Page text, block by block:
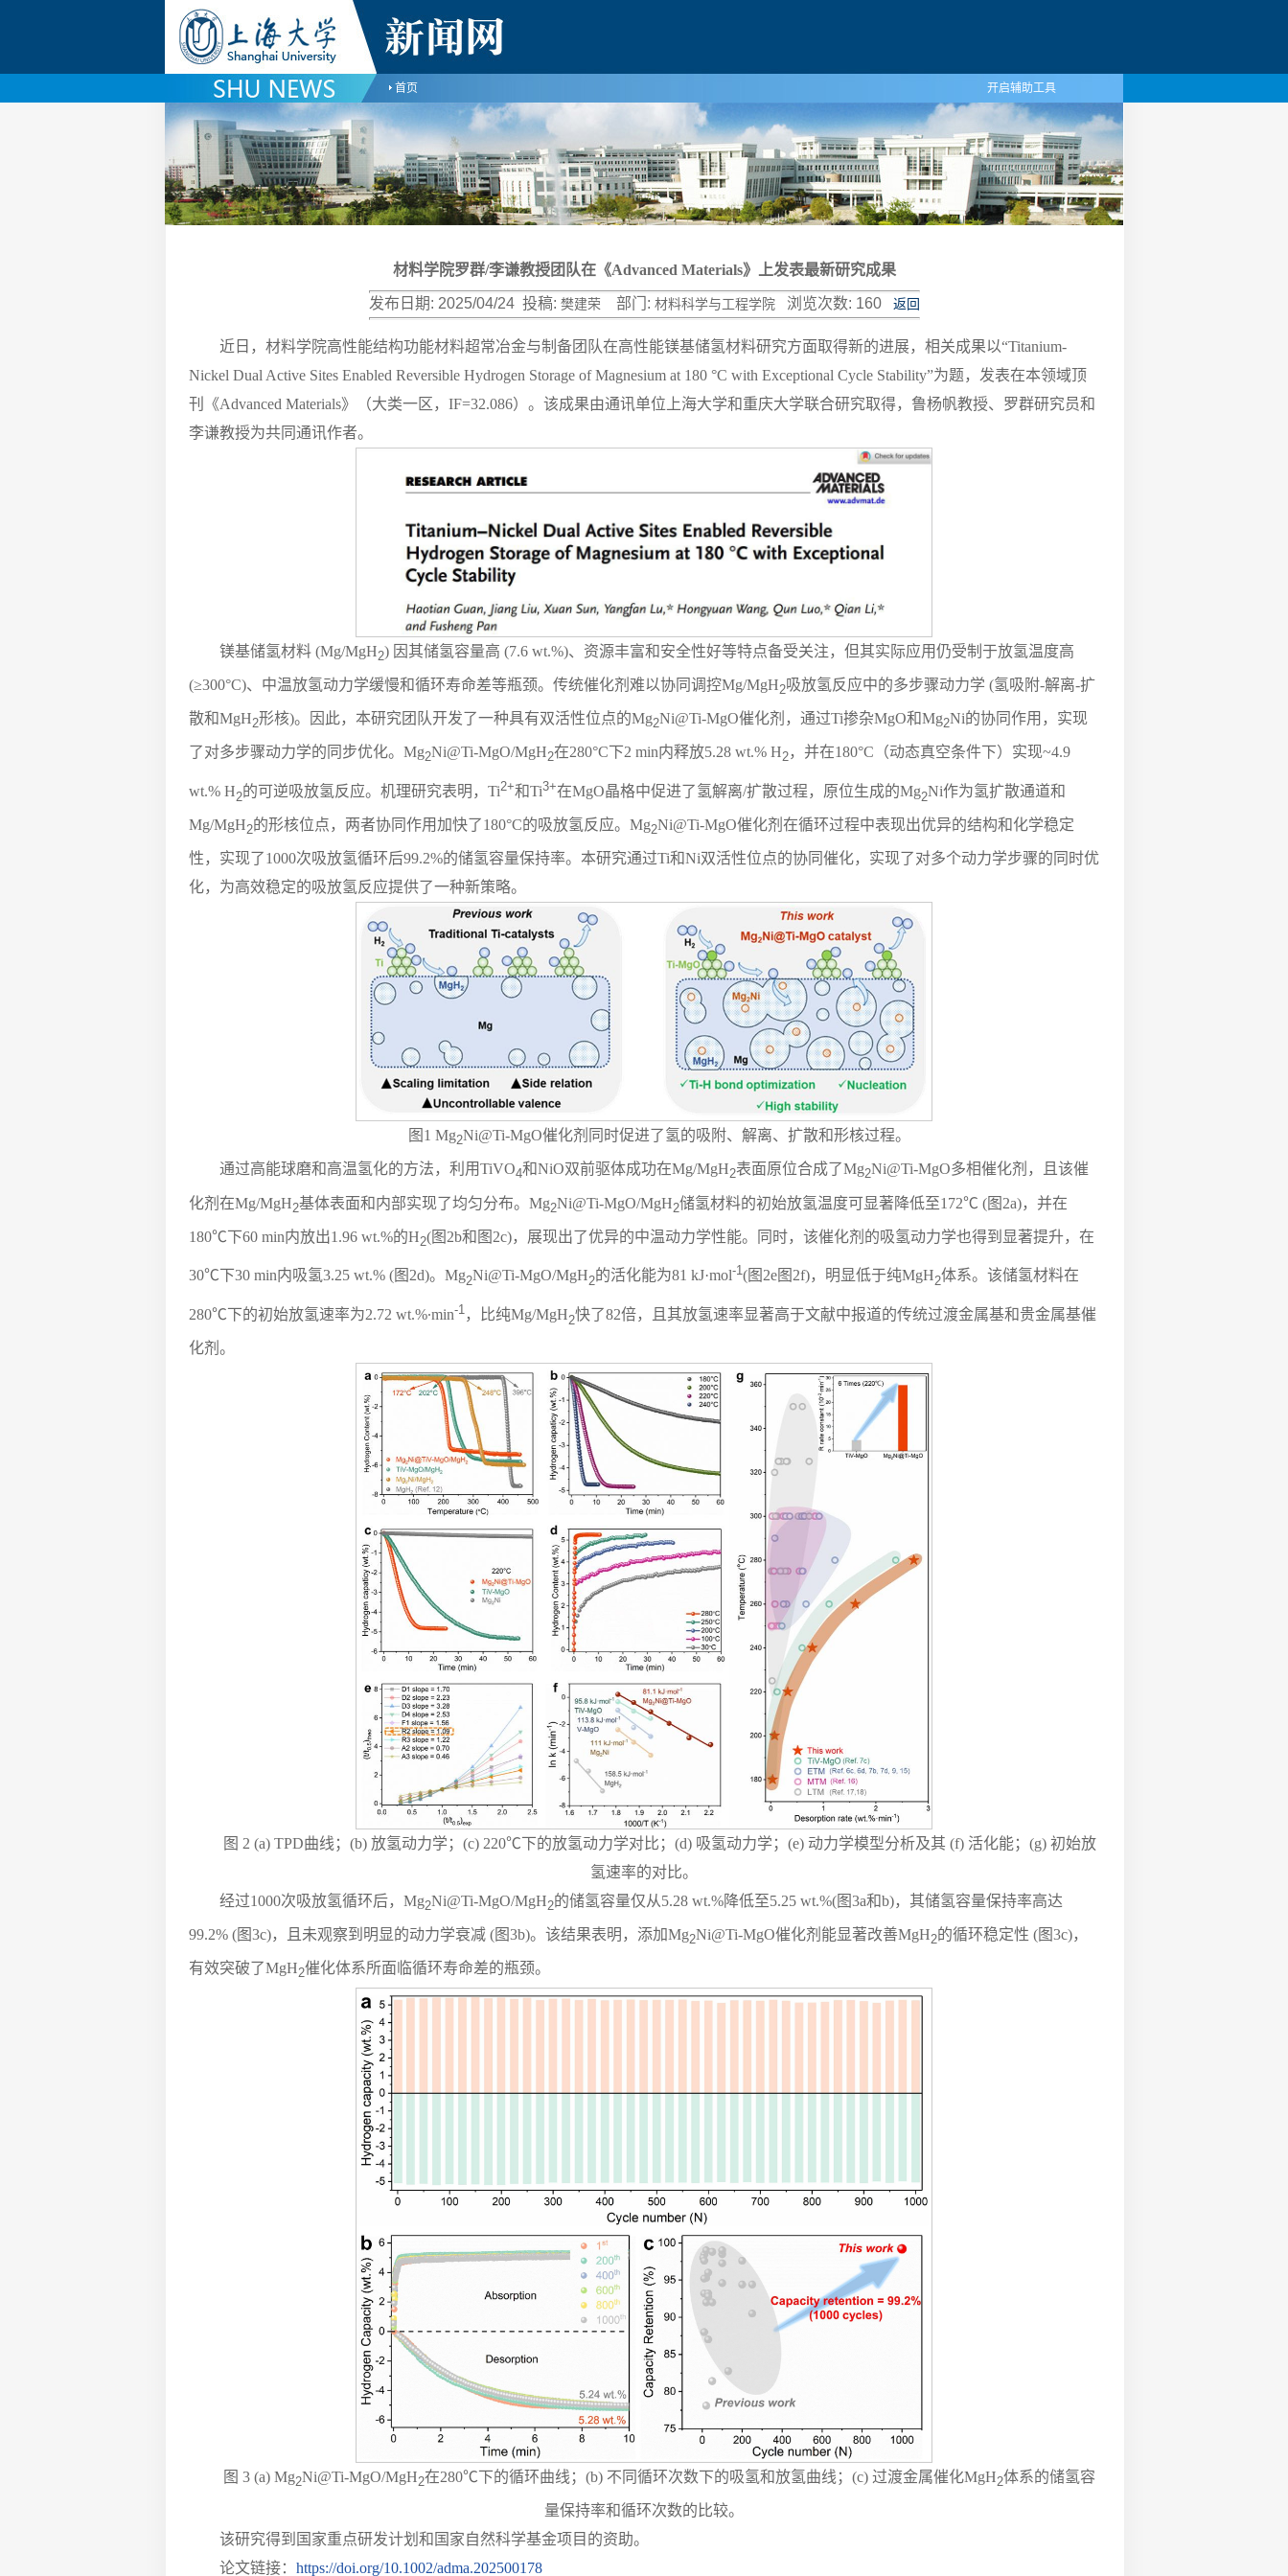
首页 开启辅助工具
材料学院罗群/李谦教授团队在《Advanced Materials》上发表最新研究成果
发布日期: 2025/04/24 投稿: 樊建荣 部门: 材料科学与工程学院 浏览次数: 160 返回
近日，材料学院高性能结构功能材料超常冶金与制备团队在高性能镁基储氢材料研究方面取得新的进展，相关成果以“Titanium-
Nickel Dual Active Sites Enabled Reversible Hydrogen Storage of Magnesium at 180 °C with Exceptional Cycle Stability”为题，发表在本领域顶
刊《Advanced Materials》（大类一区，IF=32.086）。该成果由通讯单位上海大学和重庆大学联合研究取得，鲁杨帆教授、罗群研究员和
李谦教授为共同通讯作者。
镁基储氢材料 (Mg/MgH2) 因其储氢容量高 (7.6 wt.%)、资源丰富和安全性好等特点备受关注，但其实际应用仍受制于放氢温度高
(≥300°C)、中温放氢动力学缓慢和循环寿命差等瓶颈。传统催化剂难以协同调控Mg/MgH2吸放氢反应中的多步骤动力学 (氢吸附-解离-扩
散和MgH2形核)。因此，本研究团队开发了一种具有双活性位点的Mg2Ni@Ti-MgO催化剂，通过Ti掺杂MgO和Mg2Ni的协同作用，实现
了对多步骤动力学的同步优化。Mg2Ni@Ti-MgO/MgH2在280°C下2 min内释放5.28 wt.% H2 ，并在180°C（动态真空条件下）实现~4.9
wt.% H2的可逆吸放氢反应。机理研究表明，Ti2+和Ti3+在MgO晶格中促进了氢解离/扩散过程，原位生成的Mg2Ni作为氢扩散通道和
Mg/MgH2的形核位点，两者协同作用加快了180°C的吸放氢反应。Mg2Ni@Ti-MgO催化剂在循环过程中表现出优异的结构和化学稳定
性，实现了1000次吸放氢循环后99.2%的储氢容量保持率。本研究通过Ti和Ni双活性位点的协同催化，实现了对多个动力学步骤的同时优
化，为高效稳定的吸放氢反应提供了一种新策略。
图1 Mg2Ni@Ti-MgO催化剂同时促进了氢的吸附、解离、扩散和形核过程。
通过高能球磨和高温氢化的方法，利用TiVO4和NiO双前驱体成功在Mg/MgH2表面原位合成了Mg2Ni@Ti-MgO多相催化剂，且该催
化剂在Mg/MgH2基体表面和内部实现了均匀分布。 Mg2Ni@Ti-MgO/MgH2储氢材料的初始放氢温度可显著降低至172℃ (图2a)，并在
180℃下60 min内放出1.96 wt.%的H2(图2b和图2c)，展现出了优异的中温动力学性能。同时，该催化剂的吸氢动力学也得到显著提升，在
30℃下30 min内吸氢3.25 wt.% (图2d)。Mg2Ni@Ti-MgO/MgH2的活化能为81 kJ·mol-1(图2e图2f)，明显低于纯MgH2体系。该储氢材料在
280℃下的初始放氢速率为2.72 wt.%∙min-1 ，比纯Mg/MgH2快了82倍，且其放氢速率显著高于文献中报道的传统过渡金属基和贵金属基催
化剂。
图 2 (a) TPD曲线；(b) 放氢动力学；(c) 220℃下的放氢动力学对比；(d) 吸氢动力学；(e) 动力学模型分析及其 (f) 活化能；(g) 初始放
氢速率的对比。
经过1000次吸放氢循环后，Mg2Ni@Ti-MgO/MgH2的储氢容量仅从5.28 wt.%降低至5.25 wt.%(图3a和b)，其储氢容量保持率高达
99.2% (图3c)，且未观察到明显的动力学衰减 (图3b)。该结果表明，添加Mg2Ni@Ti-MgO催化剂能显著改善MgH2的循环稳定性 (图3c)，
有效突破了MgH2催化体系所面临循环寿命差的瓶颈。
图 3 (a) Mg2Ni@Ti-MgO/MgH2在280℃下的循环曲线；(b) 不同循环次数下的吸氢和放氢曲线；(c) 过渡金属催化MgH2体系的储氢容
量保持率和循环次数的比较。
该研究得到国家重点研发计划和国家自然科学基金项目的资助。
论文链接： https://doi.org/10.1002/adma.202500178